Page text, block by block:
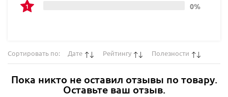
0%
Сортировать по: Дате Рейтингу Полезности
Пока никто не оставил отзывы по товару.
Оставьте ваш отзыв.